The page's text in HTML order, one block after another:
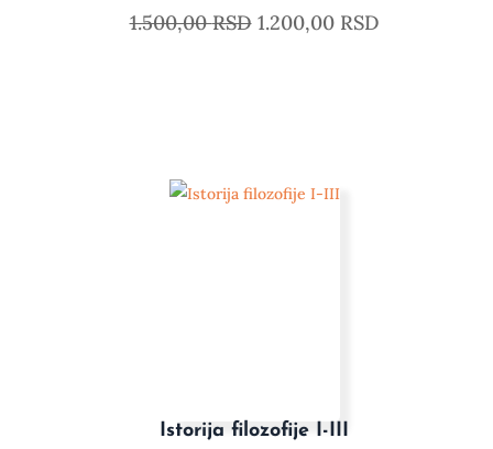
1.500,00RSD 1.200,00 RSD
Istorija filozofije I-III